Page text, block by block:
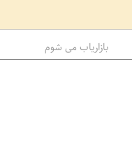
بازاریاب می شوم